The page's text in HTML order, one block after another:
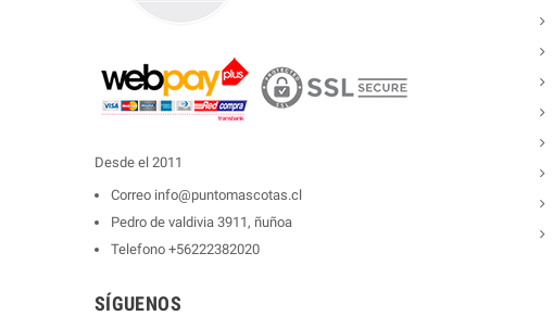
Desde el 2011
Correo info@puntomascotas.cl
Pedro de valdivia 3911, ñuñoa
Telefono +56222382020
SÍGUENOS